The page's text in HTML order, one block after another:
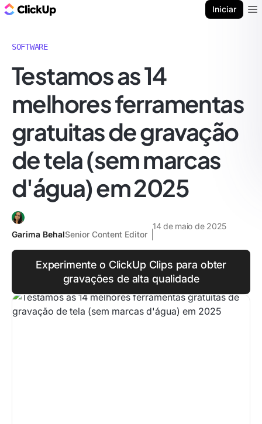
Iniciar
SOFTWARE
Testamos as 14
melhores ferramentas
gratuitas de gravação
de tela (sem marcas
d'água) em 2025
Garima BehalSenior Content Editor
14 de maio de 2025
Experimente o ClickUp Clips para obter
gravações de alta qualidade